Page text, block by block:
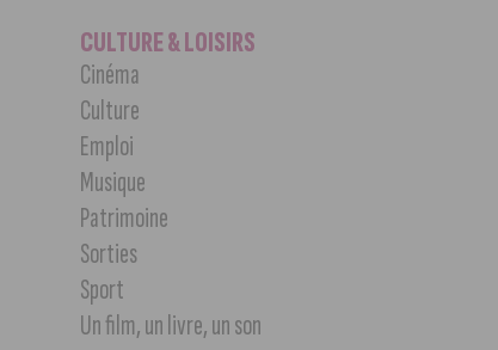
CULTURE & LOISIRS
Cinéma
Culture
Emploi
Musique
Patrimoine
Sorties
Sport
Un film, un livre, un son